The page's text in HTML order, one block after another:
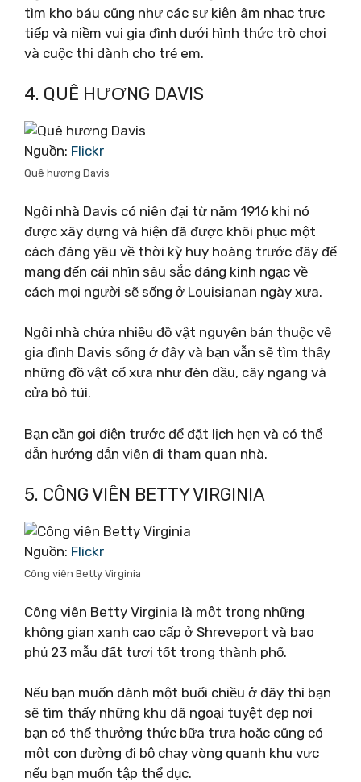
tìm kho báu cũng như các sự kiện âm nhạc trực
tiếp và niềm vui gia đình dưới hình thức trò chơi
và cuộc thi dành cho trẻ em.
4. QUÊ HƯƠNG DAVIS
Nguồn: Flickr
Quê hương Davis
Ngôi nhà Davis có niên đại từ năm 1916 khi nó
được xây dựng và hiện đã được khôi phục một
cách đáng yêu về thời kỳ huy hoàng trước đây để
mang đến cái nhìn sâu sắc đáng kinh ngạc về
cách mọi người sẽ sống ở Louisianan ngày xưa.
Ngôi nhà chứa nhiều đồ vật nguyên bản thuộc về
gia đình Davis sống ở đây và bạn vẫn sẽ tìm thấy
những đồ vật cổ xưa như đèn dầu, cây ngang và
cửa bỏ túi.
Bạn cần gọi điện trước để đặt lịch hẹn và có thể
dẫn hướng dẫn viên đi tham quan nhà.
5. CÔNG VIÊN BETTY VIRGINIA
Nguồn: Flickr
Công viên Betty Virginia
Công viên Betty Virginia là một trong những
không gian xanh cao cấp ở Shreveport và bao
phủ 23 mẫu đất tươi tốt trong thành phố.
Nếu bạn muốn dành một buổi chiều ở đây thì bạn
sẽ tìm thấy những khu dã ngoại tuyệt đẹp nơi
bạn có thể thưởng thức bữa trưa hoặc cũng có
một con đường đi bộ chạy vòng quanh khu vực
nếu bạn muốn tập thể dục.